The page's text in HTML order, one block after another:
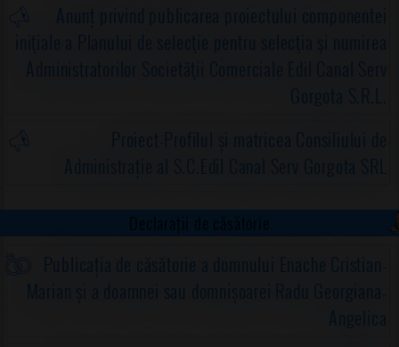
Anunț privind publicarea proiectului componentei
iniţiale a Planului de selecţie pentru selecţia şi numirea
Administratorilor Societăţii Comerciale Edil Canal Serv
Gorgota S.R.L.
Proiect-Profilul și matricea Consiliului de
Administrație al S.C.Edil Canal Serv Gorgota SRL
Declarații de căsătorie
Publicația de căsătorie a domnului Enache Cristian-
Marian și a doamnei sau domnișoarei Radu Georgiana-
Angelica